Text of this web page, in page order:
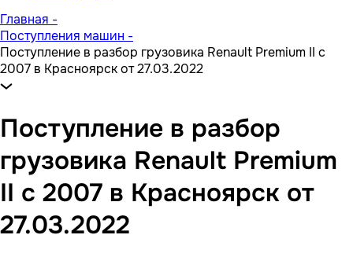
Главная -
Поступления машин -
Поступление в разбор грузовика Renault Premium II с
2007 в Красноярск от 27.03.2022
Поступление в разбор
грузовика Renault Premium
II с 2007 в Красноярск от
27.03.2022